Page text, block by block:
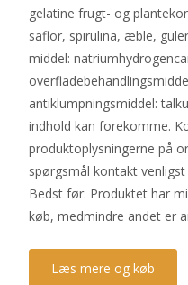
gelatine frugt- og
saflor, spirulina, æble,
middel:
antiklumpningsmiddel:
indhold kan forekomme.
produktoplysningerne på
spørgsmål kontakt
Bedst før: Produktet har
køb, medmindre andet er
Læs mere og køb